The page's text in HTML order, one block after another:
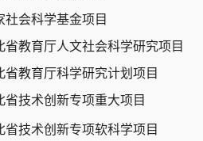
社会科学基金项目
省教育厅人文社会科学研究项目
省教育厅科学研究计划项目
省技术创新专项重大项目
省技术创新专项软科学项目